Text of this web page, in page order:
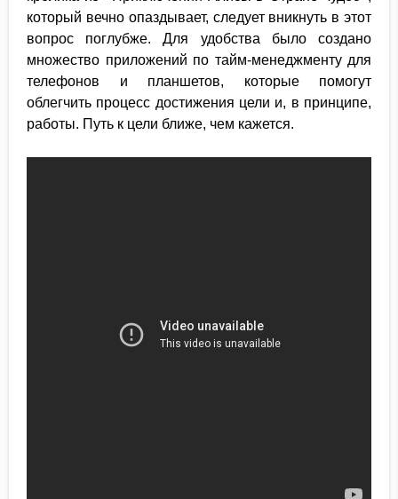
который вечно опаздывает, следует вникнуть в этот
вопрос поглубже. Для удобства было создано
множество приложений по тайм-менеджменту для
телефонов и планшетов, которые помогут
облегчить процесс достижения цели и, в принципе,
работы. Путь к цели ближе, чем кажется.